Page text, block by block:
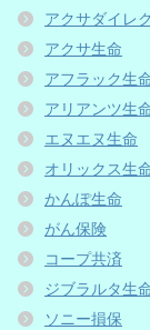
アクサダイレ
アクサ生命
アフラック生
アリアンツ生
エヌエヌ生命
オリックス生
かんぽ生命
がん保険
コープ共済
ジブラルタ生
ソニー損保